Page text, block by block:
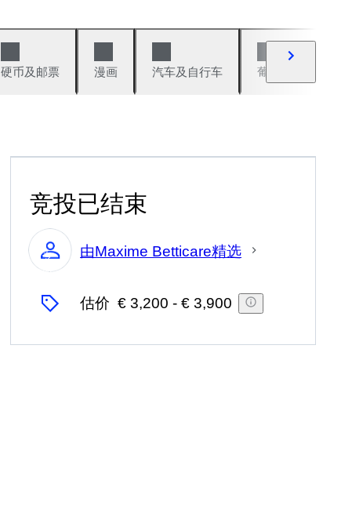
硬币及邮票 漫画 汽车及自行车 葡萄酒及烈性酒
竞投已结束
专
家
由Maxime Betticare精选
估价 € 3,200 - € 3,900